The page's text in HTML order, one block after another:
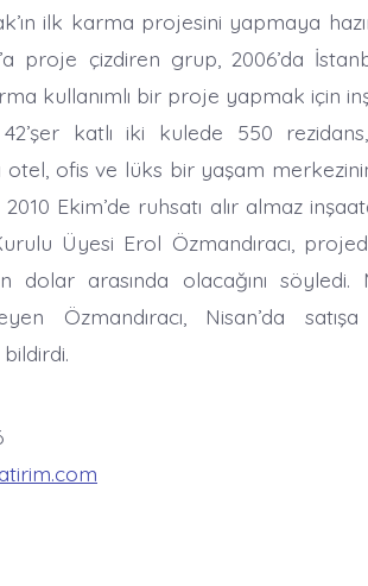
ilk karma projesini yapmaya
proje çizdiren grup, 2006’da
kullanımlı bir proje yapmak için
katlı iki kulede 550
otel, ofis ve lüks bir yaşam
Ekim’de ruhsatı alır almaz
Üyesi Erol Özmandıracı,
dolar arasında olacağını söyledi.
Özmandıracı, Nisan’da